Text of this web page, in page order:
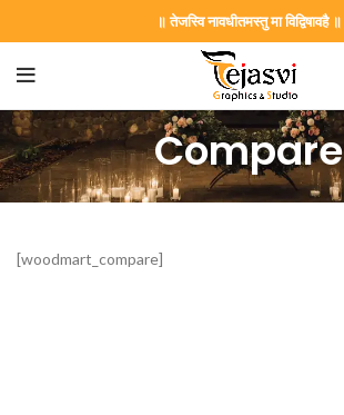
॥ तेजस्वि नावधीतमस्तु मा विद्विषावहै ॥
Compare
[woodmart_compare]